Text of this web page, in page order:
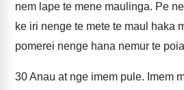
nem lape te mene maulinga. Pe
ke iri nenge te mete te maul haka
pomerei nenge hana nemur te
30Anau at nge imem pule. Imem